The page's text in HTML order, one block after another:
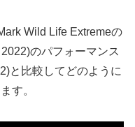
Wild Life Extremeの
のパフォーマンス
と比較してどのように
す。